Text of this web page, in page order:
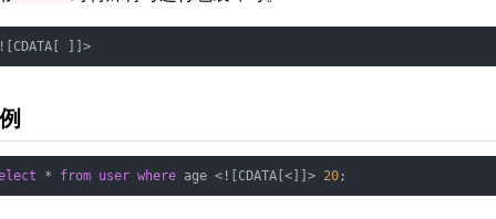
* from user where age < ! [CDATA[< ]]> 20